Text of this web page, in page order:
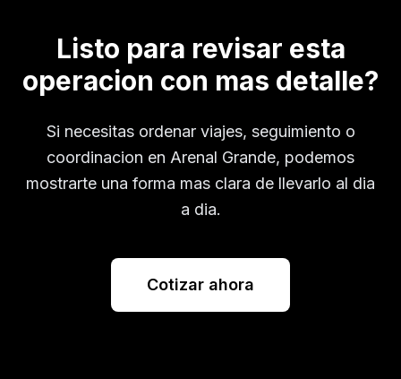
Listo para revisar esta
operacion con mas detalle?
Si necesitas ordenar viajes, seguimiento o
coordinacion en Arenal Grande, podemos
mostrarte una forma mas clara de llevarlo al dia
a dia.
Cotizar ahora